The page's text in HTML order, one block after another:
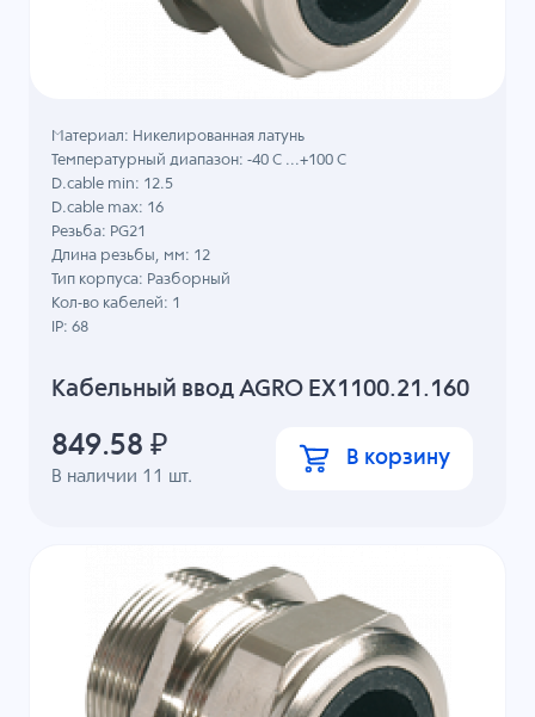
Кабельный ввод AGRO EX1100.21.160
В наличии 11 шт.
Материал: Никелированная латунь
Температурный диапазон: -40 C ...+100 C
D.cable min: 12.5
D.cable max: 16
Резьба: PG21
Длина резьбы, мм: 12
Тип корпуса: Разборный
Кол-во кабелей: 1
IP: 68
849.58 ₽ В корзину